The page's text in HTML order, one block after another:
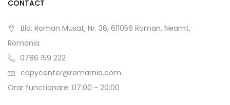
CONTACT
Bld. Roman Musat, Nr. 36, 611056 Roman, Neamt,
Romania
0786 159 222
copycenter@romarnia.com
Orar functionare: 07:00 - 20:00